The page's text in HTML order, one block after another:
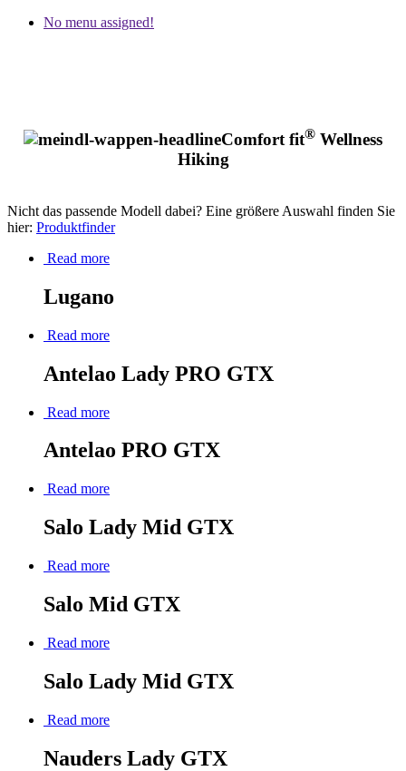
No menu assigned!
Comfort fit® Wellness
Hiking
Nicht das passende Modell dabei? Eine größere Auswahl finden Sie
hier: Produktfinder
Read more
Lugano
Read more
Antelao Lady PRO GTX
Read more
Antelao PRO GTX
Read more
Salo Lady Mid GTX
Read more
Salo Mid GTX
Read more
Salo Lady Mid GTX
Read more
Nauders Lady GTX